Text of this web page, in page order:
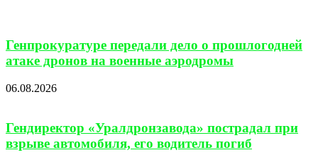
Генпрокуратуре передали дело о прошлогодней
атаке дронов на военные аэродромы
06.08.2026
Гендиректор «Уралдронзавода» пострадал при
взрыве автомобиля, его водитель погиб